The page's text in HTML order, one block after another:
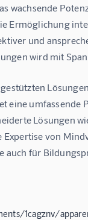
wachsende
Ermöglichung
und
wird mit
eine
Lösungen
Expertise von
für
1cagznv/